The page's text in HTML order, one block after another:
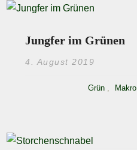
Jungfer im Grünen
4. August 2019
Grün Makro